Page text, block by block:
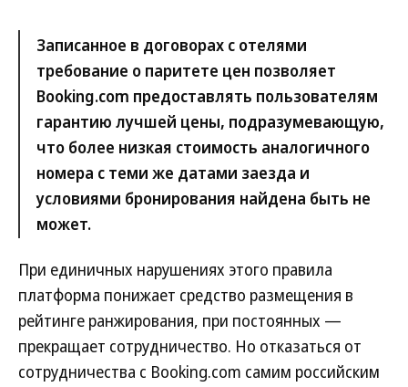
Записанное в договорах с отелями
требование о паритете цен позволяет
Booking.com предоставлять пользователям
гарантию лучшей цены, подразумевающую,
что более низкая стоимость аналогичного
номера с теми же датами заезда и
условиями бронирования найдена быть не
может.
При единичных нарушениях этого правила
платформа понижает средство размещения в
рейтинге ранжирования, при постоянных —
прекращает сотрудничество. Но отказаться от
сотрудничества с Booking.com самим российским